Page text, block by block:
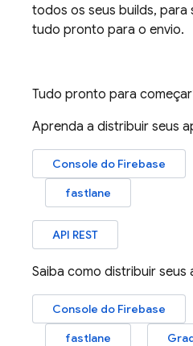
todos os seus builds, para
tudo pronto para o envio.
Tudo pronto para
Aprenda a distribuir seus
Console do Firebase
fastlane
API REST
Saiba como distribuir seus
Console do Firebase
fastlane